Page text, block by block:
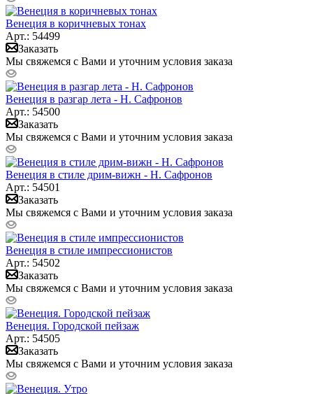
Венеция в коричневых тонах
Арт.: 54499
Заказать
Мы свяжемся с Вами и уточним условия заказа
Венеция в разгар лета - Н. Сафронов
Арт.: 54500
Заказать
Мы свяжемся с Вами и уточним условия заказа
Венеция в стиле дрим-вижн - Н. Сафронов
Арт.: 54501
Заказать
Мы свяжемся с Вами и уточним условия заказа
Венеция в стиле импрессионистов
Арт.: 54502
Заказать
Мы свяжемся с Вами и уточним условия заказа
Венеция. Городской пейзаж
Арт.: 54505
Заказать
Мы свяжемся с Вами и уточним условия заказа